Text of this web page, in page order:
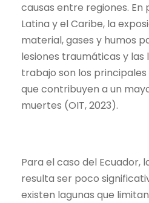
causas entre regiones. En
Latina y el Caribe, la
material, gases y humos
lesiones traumáticas y las
trabajo son los
que contribuyen a un
muertes (OIT, 2023).
Para el caso del Ecuador,
resulta ser poco
existen lagunas que